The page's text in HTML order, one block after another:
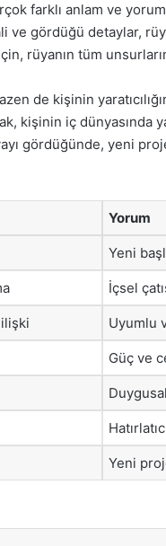
farklı anlam ve
ve gördüğü detaylar,
rüyanın tüm
de kişinin
kişinin iç dünyasında
gördüğünde, yeni
Yorum
Yeni
İçsel
Uyumlu
Güç ve
Yeni